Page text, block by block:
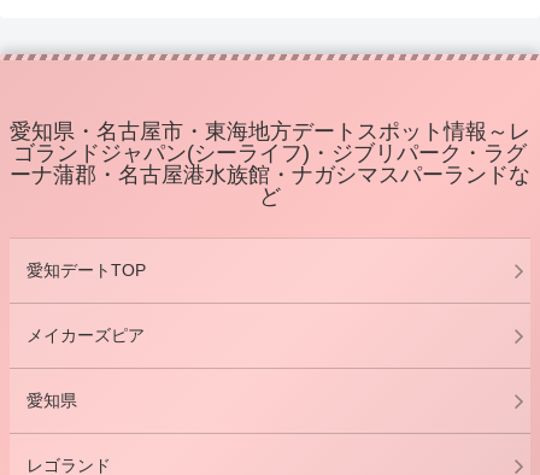
愛知県・名古屋市・東海地方デートスポット情報～レ
ゴランドジャパン(シーライフ)・ジブリパーク・ラグ
ーナ蒲郡・名古屋港水族館・ナガシマスパーランドな
ど
愛知デートTOP
メイカーズピア
愛知県
レゴランド